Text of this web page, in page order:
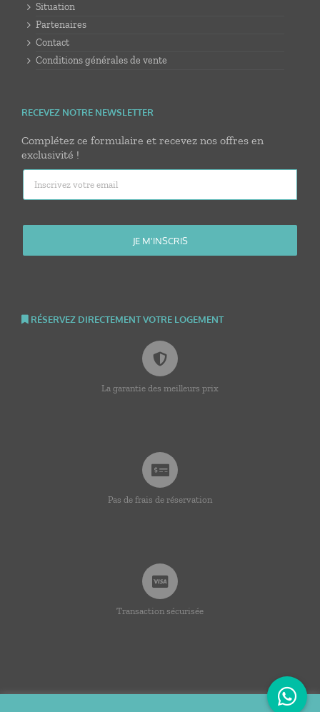
Situation
Partenaires
Contact
Conditions générales de vente
RECEVEZ NOTRE NEWSLETTER
Complétez ce formulaire et recevez nos offres en
exclusivité !
RÉSERVEZ DIRECTEMENT VOTRE LOGEMENT
La garantie des meilleurs prix
Pas de frais de réservation
Transaction sécurisée